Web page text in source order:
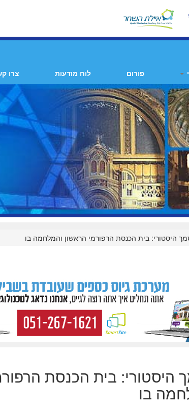
פורום לוח מודעות צרו
היסטורי: בית הכנסת הרפורמי הראשון והמלחמה בו
היסטורי: בית הכנסת
בו